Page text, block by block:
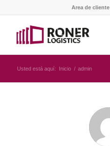
Area de cliente
Usted está aquí: Inicio / admin